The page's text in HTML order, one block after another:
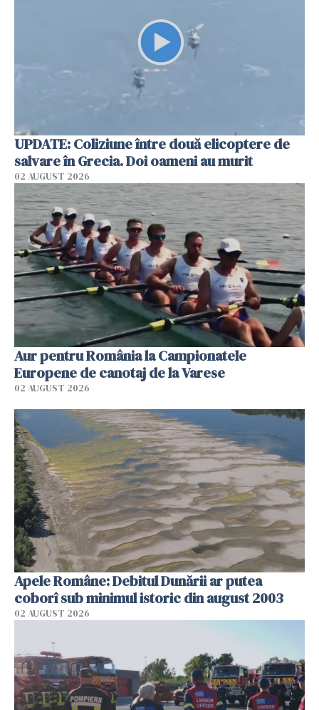
UPDATE: Coliziune între două elicoptere de
salvare în Grecia. Doi oameni au murit
02 AUGUST 2026
Aur pentru România la Campionatele
Europene de canotaj de la Varese
02 AUGUST 2026
Apele Române: Debitul Dunării ar putea
coborî sub minimul istoric din august 2003
02 AUGUST 2026